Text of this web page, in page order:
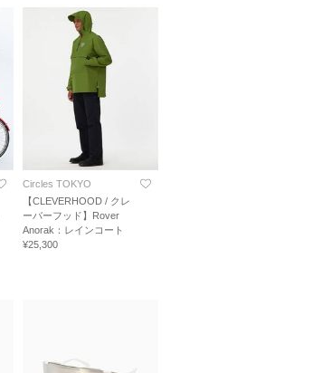
Circles TOKYO
【CLEVERHOOD / クレ
ーバーフッド】Rover
Anorak：レインコート
¥25,300